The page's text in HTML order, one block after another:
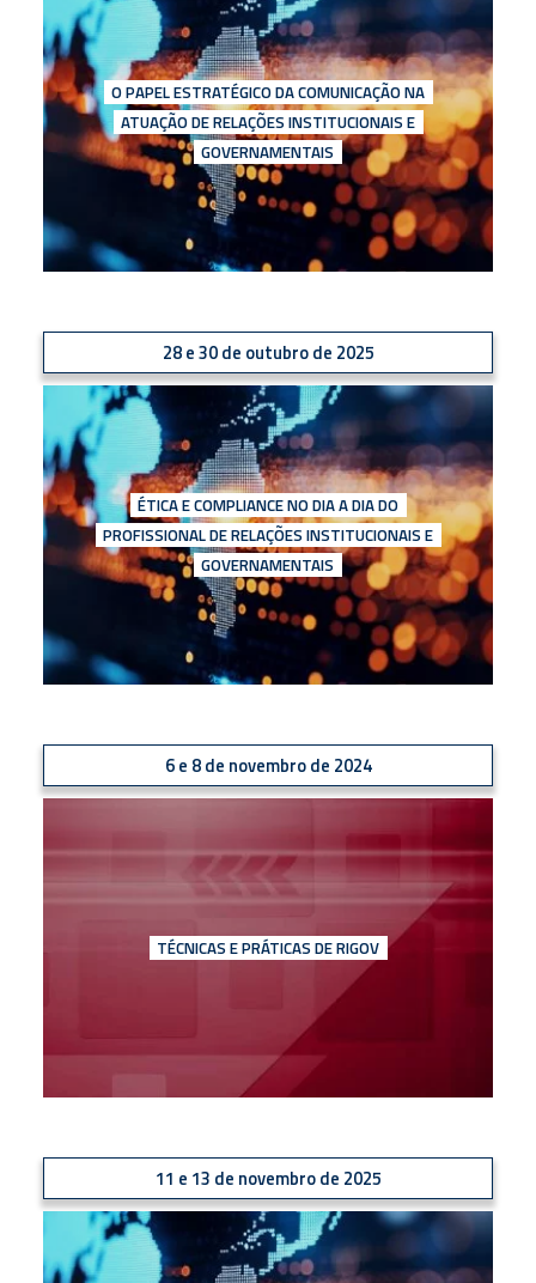
O PAPEL ESTRATÉGICO DA COMUNICAÇÃO NA
ATUAÇÃO DE RELAÇÕES INSTITUCIONAIS E
GOVERNAMENTAIS
28 e 30 de outubro de 2025
ÉTICA E COMPLIANCE NO DIA A DIA DO
PROFISSIONAL DE RELAÇÕES INSTITUCIONAIS E
GOVERNAMENTAIS
6 e 8 de novembro de 2024
TÉCNICAS E PRÁTICAS DE RIGOV
11 e 13 de novembro de 2025